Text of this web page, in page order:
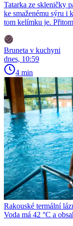
Tatarka ze skleničky
ke smaženému sýru i
tom kelímku je.
Bruneta v kuchyni
dnes, 10:59
4 min
Rakouské termální
Voda má 42 °C a